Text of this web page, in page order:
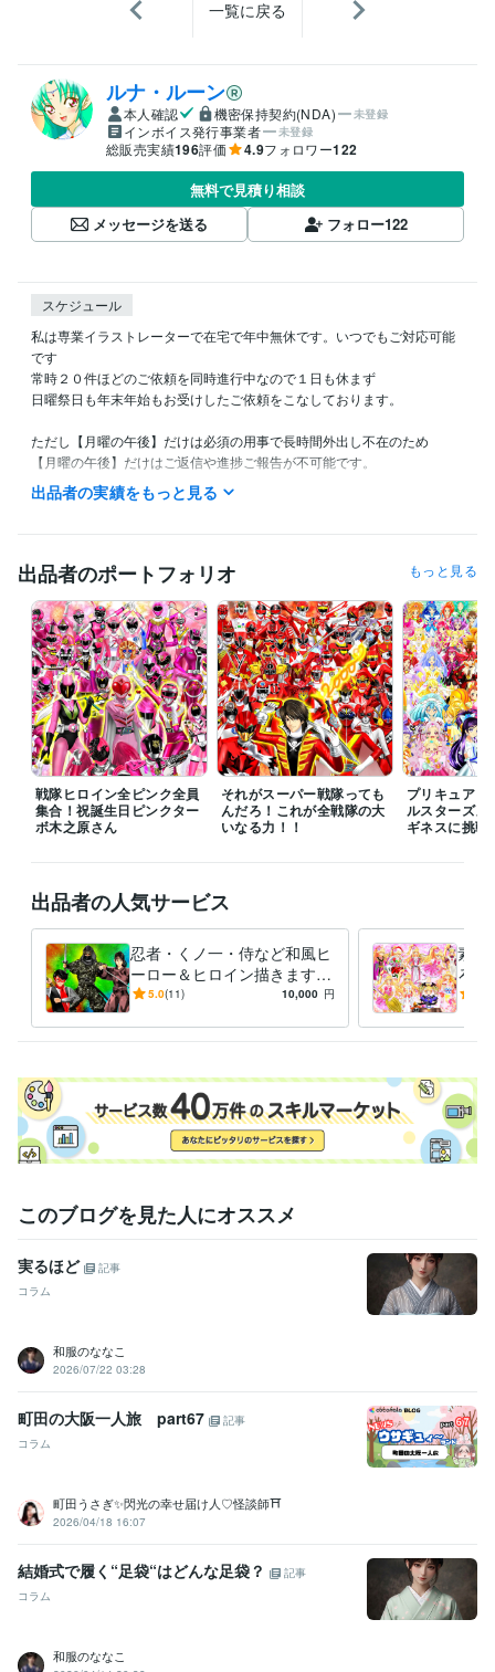
一覧に戻る
ルナ・ルーン
本人確認 機密保持契約(NDA) 未登録
インボイス発行事業者 未登録
総販売実績196評価 4.9フォロワー122
無料で見積り相談
メッセージを送る
フォロー122
スケジュール
私は専業イラストレーターで在宅で年中無休です。いつでもご対応可能
です
常時２０件ほどのご依頼を同時進行中なので１日も休まず
日曜祭日も年末年始もお受けしたご依頼をこなしております。
ただし【月曜の午後】だけは必須の用事で長時間外出し不在のため
【月曜の午後】だけはご返信や進捗ご報告が不可能です。
また私の生活は体調によって夜型だったり昼型だったり変化し不規則で
ご理解いただけますと幸いです。
受賞歴
ネットでイラスト＆コミック公開
プログラミング言語・フレームワーク
COBOL:1年
ビジネス・クリエイティブツール
Adobe Photoshop:20年Filmora:5年Excel:10年PowerPoint:5年
Word:5年
その他ツール
イラスト作成・漫画制作 イラスト　ロゴ　デザイン　動画　小説
ラスト　ロゴ　デザイン　動画　小説
アニメ コミック 特撮 ゲーム
出品者の実績をもっと見る
出品者のポートフォリオ もっと見る
戦隊ヒロイン全ピンク全員
集合！祝誕生日ピンクター
ボ木之原さん
それがスーパー戦隊っても
んだろ！これが全戦隊の大
いなる力！！
プリキュア１
ルスターズ
ギネスに挑戦
出品者の人気サービス
忍者・くノ一・侍など和風ヒ
ーロー＆ヒロイン描きます
いかなるご指示でもイラスト
5.0(11) 10,000 円
素敵
ろな
ご希
このブログを見た人にオススメ
実るほど
記事
コラム
和服のななこ
2026/07/22 03:28
町田の大阪一人旅 part67
記事
コラム
町田うさぎ✨閃光の幸せ届け人♡怪談師⛩️
2026/04/18 16:07
結婚式で履く“足袋“はどんな足袋？
記事
コラム
和服のななこ